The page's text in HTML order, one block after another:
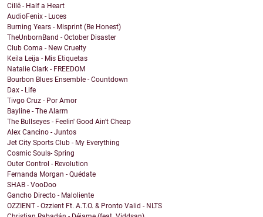
Cillë - Half a Heart
AudioFenix - Luces
Burning Years - Misprint (Be Honest)
TheUnbornBand - October Disaster
Club Coma - New Cruelty
Keila Leija - Mis Etiquetas
Natalie Clark - FREEDOM
Bourbon Blues Ensemble - Countdown
Dax - Life
Tivgo Cruz - Por Amor
Bayline - The Alarm
The Bullseyes - Feelin' Good Ain't Cheap
Alex Cancino - Juntos
Jet City Sports Club - My Everything
Cosmic Souls- Spring
Outer Control - Revolution
Fernanda Morgan - Quédate
SHAB - VooDoo
Gancho Directo - Maloliente
OZZIENT - Ozzient Ft. A.T.O. & Pronto Valid - NLTS